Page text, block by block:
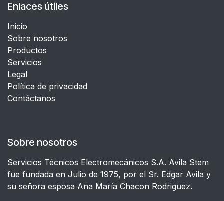
Enlaces útiles
Inicio
Sobre nosotros
Productos
Servicios
Legal
​Política de privacidad
Contáctanos
Sobre nosotros
Servicios Técnicos Electromecánicos S.A. Avila Stem
fue fundada en Julio de 1975, por el Sr. Edgar Avila y
su señora esposa Ana María Chacon Rodriguez.